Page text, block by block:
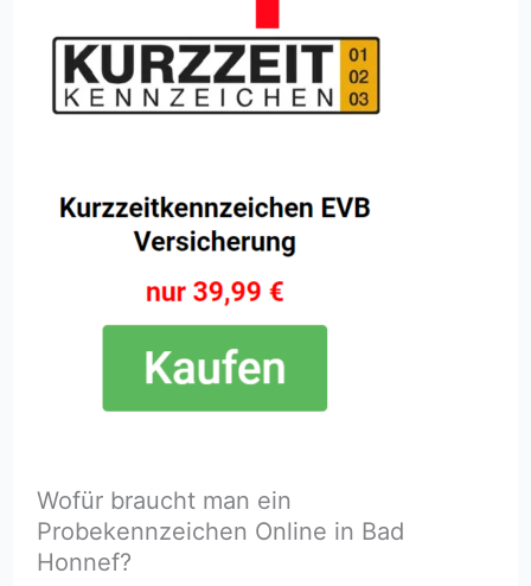
Wofür braucht man ein
Probekennzeichen Online in Bad
Honnef?